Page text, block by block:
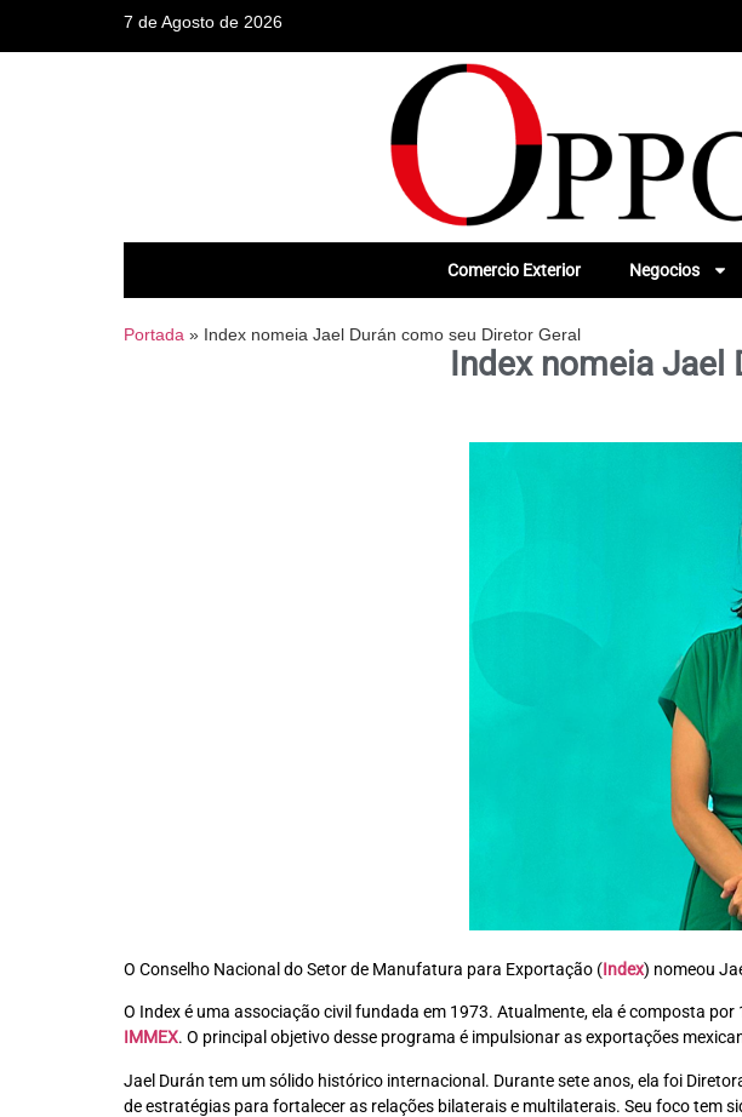
7 de Agosto de 2026
Comercio Exterior Negocios
Portada » Index nomeia Jael Durán como seu Diretor Geral
Index nomeia Jael
O Conselho Nacional do Setor de Manufatura para Exportação (Index) nomeou
O Index é uma associação civil fundada em 1973. Atualmente, ela é composta
IMMEX. O principal objetivo desse programa é impulsionar as exportações
Jael Durán tem um sólido histórico internacional. Durante sete anos, ela foi
de estratégias para fortalecer as relações bilaterais e multilaterais. Seu foco tem